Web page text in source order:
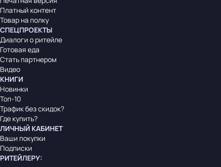
Платный контент
Товар на полку
СПЕЦПРОЕКТЫ
Диалоги о ритейле
Готовая еда
Стать партнером
Видео
КНИГИ
Новинки
Топ-10
Трафик без скидок?
Где купить?
ЛИЧНЫЙ КАБИНЕТ
Ваши покупки
Подписки
РИТЕЙЛЕРУ: